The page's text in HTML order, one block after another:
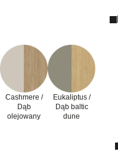
Cashmere /
Dąb
olejowany
Eukaliptus /
Dąb baltic
dune